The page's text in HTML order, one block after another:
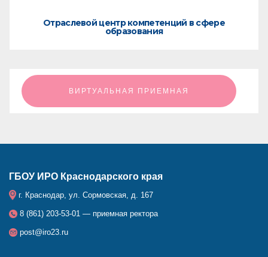
Отраслевой центр компетенций в сфере
образования
ㅤㅤㅤㅤㅤㅤㅤㅤㅤВИРТУАЛЬНАЯ ПРИЕМНАЯㅤㅤㅤㅤㅤㅤㅤㅤㅤ
ГБОУ ИРО Краснодарского края
г. Краснодар, ул. Сормовская, д. 167
8 (861) 203-53-01 — приемная ректора
post@iro23.ru